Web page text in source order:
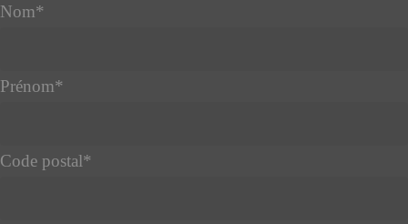
Nom*
Prénom*
Code postal*